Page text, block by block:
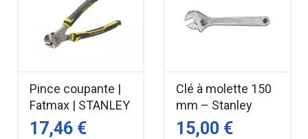
Pince coupante |
Fatmax | STANLEY
17,46 €
Clé à molette 150
mm – Stanley
15,00 €